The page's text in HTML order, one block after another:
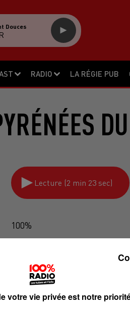
RADIO LA RÉGIE PUB
Douces
Lecture (2 min 23 sec)
100%
votre vie privée est notre